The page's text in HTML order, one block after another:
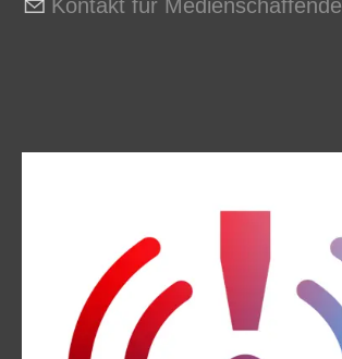
Kontakt für Medienschaffende